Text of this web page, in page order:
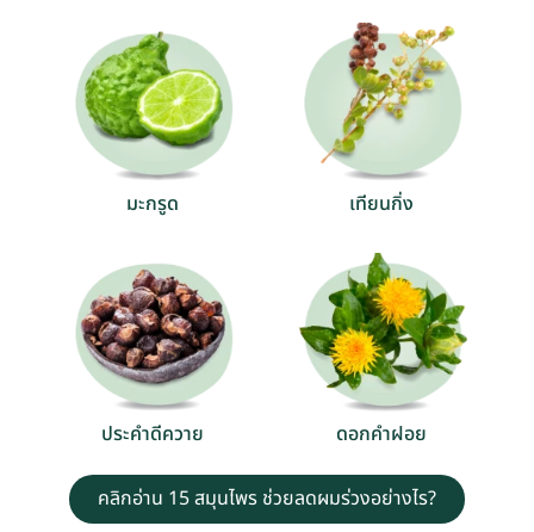
มะกรูด เทียนกิ่ง
ประคำดีควาย ดอกคำฝอย
คลิกอ่าน 15 สมุนไพร ช่วยลดผมร่วงอย่างไร?